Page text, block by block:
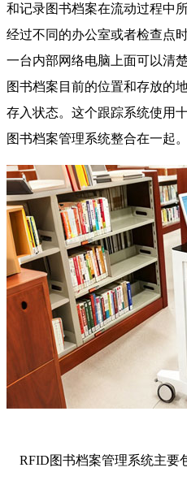
和记录图书档案在流动过程中
经过不同的办公室或者检查点
一台内部网络电脑上面可以清
图书档案目前的位置和存放的
存入状态。这个跟踪系统使用
图书档案管理系统整合在一起。
RFID图书档案管理系统主